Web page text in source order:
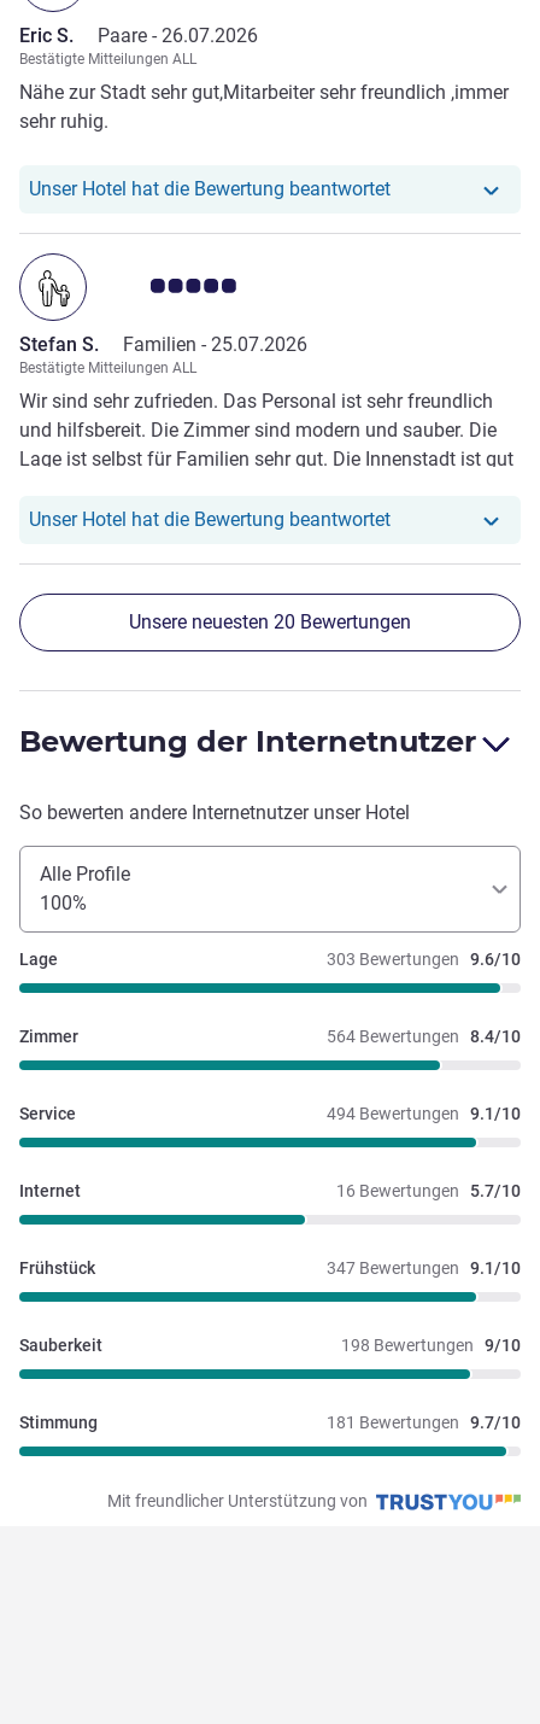
Eric S. Paare - 26.07.2026
Bestätigte Mitteilungen ALL
Nähe zur Stadt sehr gut,Mitarbeiter sehr freundlich ,immer
sehr ruhig.
Unser Hotel hat die Bewertung beantwortetUnser Hotel hat
Note Kundenmeinungen 5.0/5
Stefan S. Familien - 25.07.2026
Bestätigte Mitteilungen ALL
Wir sind sehr zufrieden. Das Personal ist sehr freundlich
und hilfsbereit. Die Zimmer sind modern und sauber. Die
Lage ist selbst für Familien sehr gut. Die Innenstadt ist gut
Unser Hotel hat die Bewertung beantwortetUnser Hotel hat
Unsere neuesten 20 Bewertungen
Bewertung der Internetnutzer
So bewerten andere Internetnutzer unser Hotel
Alle Profile
100%
303 Bewertungen 9.6/10
Lage
564 Bewertungen 8.4/10
Zimmer
494 Bewertungen 9.1/10
Service
16 Bewertungen 5.7/10
Internet
347 Bewertungen 9.1/10
Frühstück
198 Bewertungen 9/10
Sauberkeit
181 Bewertungen 9.7/10
Stimmung
Mit freundlicher Unterstützung von